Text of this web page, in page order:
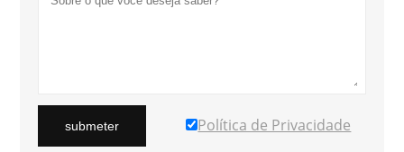
submeter Política de Privacidade